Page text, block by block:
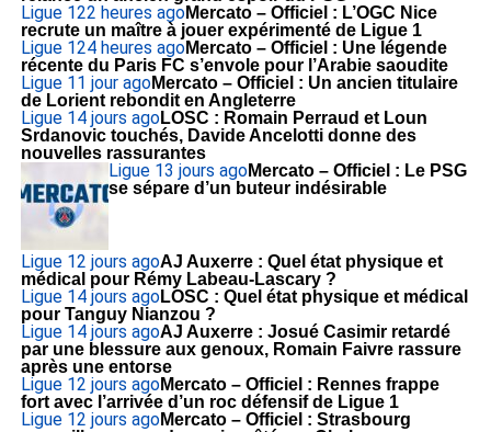
Ligue 122 heures agoMercato – Officiel : L’OGC Nice
recrute un maître à jouer expérimenté de Ligue 1
Ligue 124 heures agoMercato – Officiel : Une légende
récente du Paris FC s’envole pour l’Arabie saoudite
Ligue 11 jour agoMercato – Officiel : Un ancien titulaire
de Lorient rebondit en Angleterre
Ligue 14 jours agoLOSC : Romain Perraud et Loun
Srdanovic touchés, Davide Ancelotti donne des
nouvelles rassurantes
Ligue 13 jours agoMercato – Officiel : Le PSG
se sépare d’un buteur indésirable
Ligue 12 jours agoAJ Auxerre : Quel état physique et
médical pour Rémy Labeau-Lascary ?
Ligue 14 jours agoLOSC : Quel état physique et médical
pour Tanguy Nianzou ?
Ligue 14 jours agoAJ Auxerre : Josué Casimir retardé
par une blessure aux genoux, Romain Faivre rassure
après une entorse
Ligue 12 jours agoMercato – Officiel : Rennes frappe
fort avec l’arrivée d’un roc défensif de Ligue 1
Ligue 12 jours agoMercato – Officiel : Strasbourg